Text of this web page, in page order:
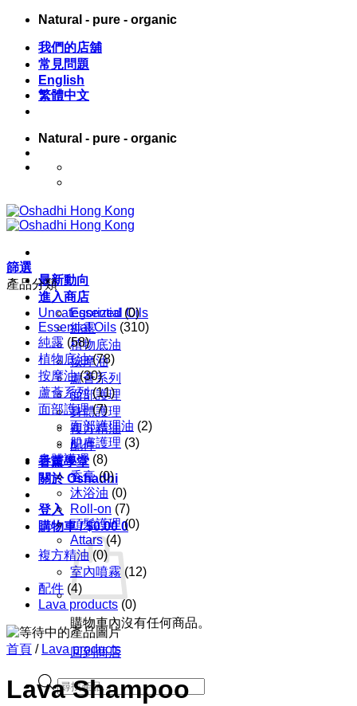
Skip
content
Natural - pure - organic
我們的店舖
常見問題
English
繁體中文
Natural - pure - organic
最新動向
進入商店
Essential Oils
純露
植物底油
按摩油
蘆薈系列
面部護理
身體護理
複方精油
配件
香薰學堂
關於 Oshadhi
登入
購物車 /$0.00 0
購物車內沒有任何商品。
回到商店
Products
search
篩選
產品分類
Uncategorized (0)
Essential Oils (310)
純露 (58)
植物底油 (78)
按摩油 (30)
蘆薈系列 (11)
面部護理 (7)
面部護理油 (2)
肌膚護理 (3)
身體護理 (8)
香膏 (0)
沐浴油 (0)
Roll-on (7)
頭髮護理 (0)
Attars (4)
複方精油 (0)
室內噴霧 (12)
配件 (4)
Lava products (0)
首頁 / Lava products
Lava Shampoo